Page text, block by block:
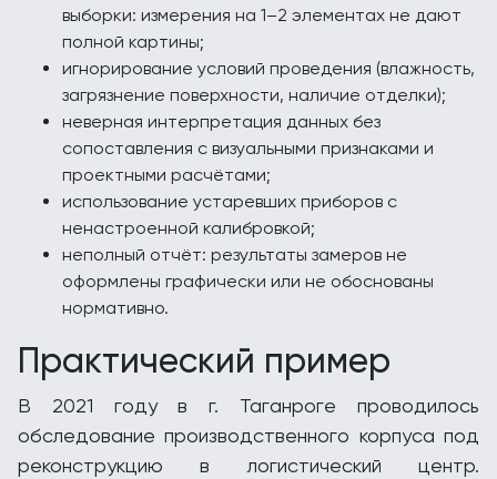
выборки: измерения на 1–2 элементах не дают
полной картины;
игнорирование условий проведения (влажность,
загрязнение поверхности, наличие отделки);
неверная интерпретация данных без
сопоставления с визуальными признаками и
проектными расчётами;
использование устаревших приборов с
ненастроенной калибровкой;
неполный отчёт: результаты замеров не
оформлены графически или не обоснованы
нормативно.
Практический пример
В 2021 году в г. Таганроге проводилось
обследование производственного корпуса под
реконструкцию в логистический центр.